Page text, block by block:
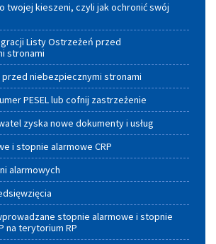
twojej kieszeni, czyli jak ochronić swój
Listy Ostrzeżeń przed
stronami
niebezpiecznymi stronami
PESEL lub cofnij zastrzeżenie
zyska nowe dokumenty i usług
i stopnie alarmowe CRP
alarmowych
stopnie alarmowe i stopnie
na terytorium RP